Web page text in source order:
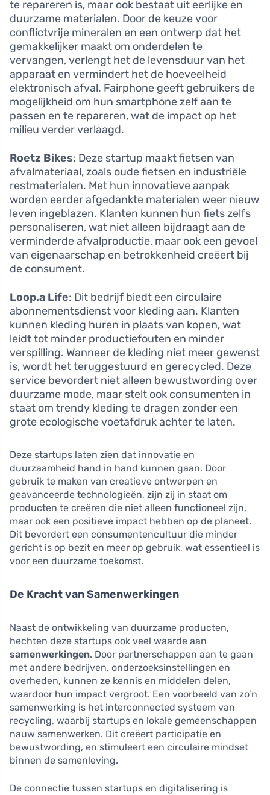
te repareren is, maar ook bestaat uit eerlijke en
duurzame materialen. Door de keuze voor
conflictvrije mineralen en een ontwerp dat het
gemakkelijker maakt om onderdelen te
vervangen, verlengt het de levensduur van het
apparaat en vermindert het de hoeveelheid
elektronisch afval. Fairphone geeft gebruikers de
mogelijkheid om hun smartphone zelf aan te
passen en te repareren, wat de impact op het
milieu verder verlaagd.
Roetz Bikes: Deze startup maakt fietsen van
afvalmateriaal, zoals oude fietsen en industriële
restmaterialen. Met hun innovatieve aanpak
worden eerder afgedankte materialen weer nieuw
leven ingeblazen. Klanten kunnen hun fiets zelfs
personaliseren, wat niet alleen bijdraagt aan de
verminderde afvalproductie, maar ook een gevoel
van eigenaarschap en betrokkenheid creëert bij
de consument.
Loop.a Life: Dit bedrijf biedt een circulaire
abonnementsdienst voor kleding aan. Klanten
kunnen kleding huren in plaats van kopen, wat
leidt tot minder productiefouten en minder
verspilling. Wanneer de kleding niet meer gewenst
is, wordt het teruggestuurd en gerecycled. Deze
service bevordert niet alleen bewustwording over
duurzame mode, maar stelt ook consumenten in
staat om trendy kleding te dragen zonder een
grote ecologische voetafdruk achter te laten.
Deze startups laten zien dat innovatie en
duurzaamheid hand in hand kunnen gaan. Door
gebruik te maken van creatieve ontwerpen en
geavanceerde technologieën, zijn zij in staat om
producten te creëren die niet alleen functioneel zijn,
maar ook een positieve impact hebben op de planeet.
Dit bevordert een consumentencultuur die minder
gericht is op bezit en meer op gebruik, wat essentieel is
voor een duurzame toekomst.
De Kracht van Samenwerkingen
Naast de ontwikkeling van duurzame producten,
hechten deze startups ook veel waarde aan
samenwerkingen. Door partnerschappen aan te gaan
met andere bedrijven, onderzoeksinstellingen en
overheden, kunnen ze kennis en middelen delen,
waardoor hun impact vergroot. Een voorbeeld van zo’n
samenwerking is het interconnected systeem van
recycling, waarbij startups en lokale gemeenschappen
nauw samenwerken. Dit creëert participatie en
bewustwording, en stimuleert een circulaire mindset
binnen de samenleving.
De connectie tussen startups en digitalisering is